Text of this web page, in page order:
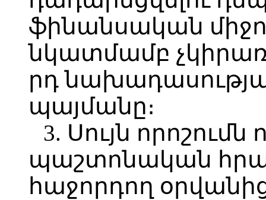
ֆինանսական
նկատմամբ
րդ
պայմանը։
3. Սույն որոշումն
պաշտոնական
հաջորդող